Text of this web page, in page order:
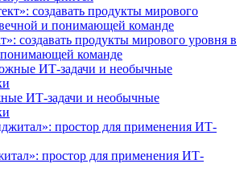
создавать продукты мирового уровня в
команде
ИТ‑задачи и необычные
простор для применения ИТ-